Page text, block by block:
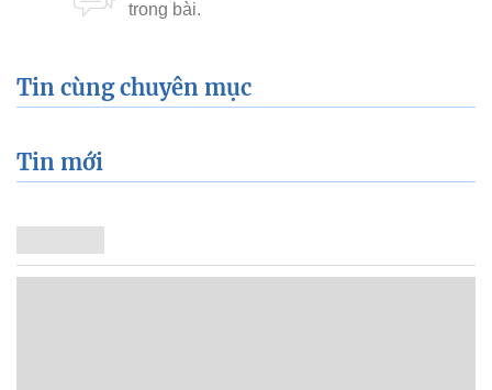
Tin cùng chuyên mục
Tin mới